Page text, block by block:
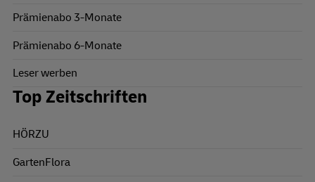
Prämienabo 3-Monate
Prämienabo 6-Monate
Leser werben
Top Zeitschriften
HÖRZU
GartenFlora